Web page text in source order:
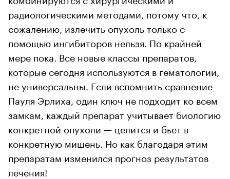
радиологическими методами, потому что, к
сожалению, излечить опухоль только с
помощью ингибиторов нельзя. По крайней
мере пока. Все новые классы препаратов,
которые сегодня используются в гематологии,
не универсальны. Если вспомнить сравнение
Пауля Эрлиха, один ключ не подходит ко всем
замкам, каждый препарат учитывает биологию
конкретной опухоли — целится и бьет в
конкретную мишень. Но как благодаря этим
препаратам изменился прогноз результатов
лечения!